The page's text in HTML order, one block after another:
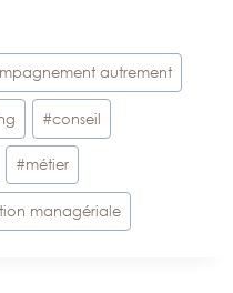
autrement
#conseil
#métier
managériale